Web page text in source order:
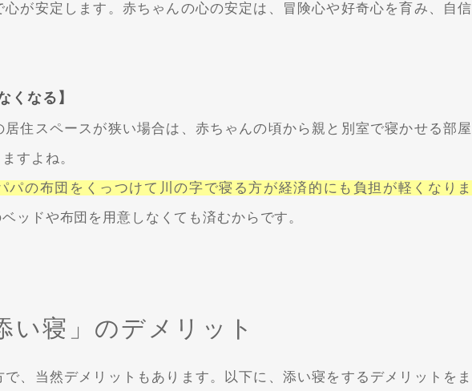
が安定します。赤ちゃんの心の安定は、冒険心や好奇心を育み、自信
くなる】
居住スペースが狭い場合は、赤ちゃんの頃から親と別室で寝かせる部屋
すよね。
パの布団をくっつけて川の字で寝る方が経済的にも負担が軽くなりま
ッドや布団を用意しなくても済むからです。
い寝」のデメリット
、当然デメリットもあります。以下に、添い寝をするデメリットをま